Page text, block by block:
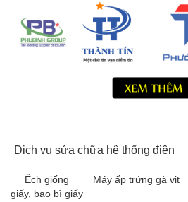
Dịch vụ sửa chữa hệ thống điện
Ếch giống Máy ấp trứng gà vịt
giấy, bao bì giấy